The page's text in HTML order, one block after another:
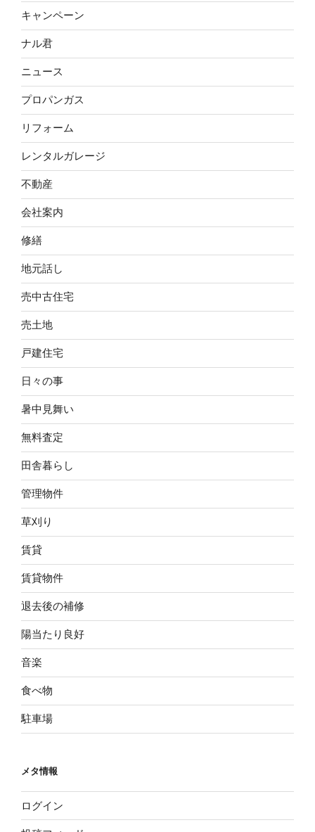
キャンペーン
ナル君
ニュース
プロパンガス
リフォーム
レンタルガレージ
不動産
会社案内
修繕
地元話し
売中古住宅
売土地
戸建住宅
日々の事
暑中見舞い
無料査定
田舎暮らし
管理物件
草刈り
賃貸
賃貸物件
退去後の補修
陽当たり良好
音楽
食べ物
駐車場
メタ情報
ログイン